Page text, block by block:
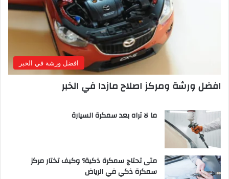
افضل ورشة في الخبر
افضل ورشة ومركز اصلاح مازدا في الخبر
ما لا تراه بعد سمكرة السيارة
متى تحتاج سمكرة ذكية؟ وكيف تختار مركز
سمكرة ذكي في الرياض